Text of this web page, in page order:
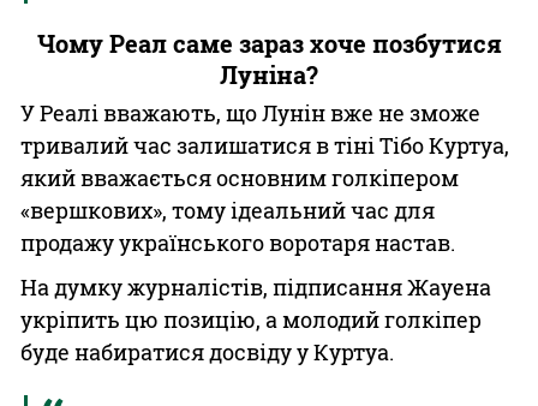
Чому Реал саме зараз хоче позбутися
Луніна?
У Реалі вважають, що Лунін вже не зможе
тривалий час залишатися в тіні Тібо Куртуа,
який вважається основним голкіпером
«вершкових», тому ідеальний час для
продажу українського воротаря настав.
На думку журналістів, підписання Жауена
укріпить цю позицію, а молодий голкіпер
буде набиратися досвіду у Куртуа.